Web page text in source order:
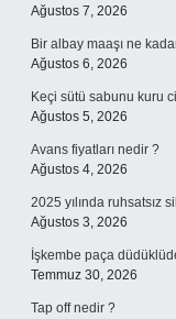
Ağustos 7, 2026
Bir albay maaşı ne
Ağustos 6, 2026
Keçi sütü sabunu kuru
Ağustos 5, 2026
Avans fiyatları nedir ?
Ağustos 4, 2026
2025 yılında ruhsatsız
Ağustos 3, 2026
İşkembe paça
Temmuz 30, 2026
Tap off nedir ?